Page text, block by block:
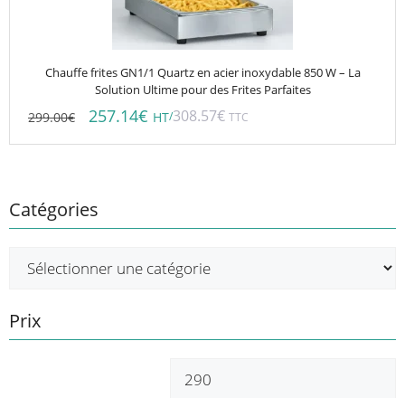
Chauffe frites GN1/1 Quartz en acier inoxydable 850 W – La
Solution Ultime pour des Frites Parfaites
299.00€ 257.14€ HT/308.57€ TTC
Catégories
Prix
Prix